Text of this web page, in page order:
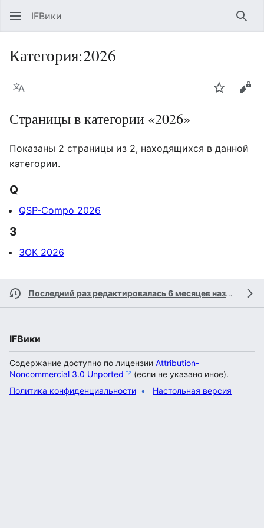
IFВики
Категория:2026
Язык Следить
Страницы в категории «2026»
Показаны 2 страницы из 2, находящихся в данной
категории.
Q
QSP-Compo 2026
З
ЗОК 2026
Последний раз редактировалась 6 месяцев назад
IFВики
Содержание доступно по лицензии Attribution-
Noncommercial 3.0 Unported
(если не указано иное).
Политика конфиденциальности
Настольная версия